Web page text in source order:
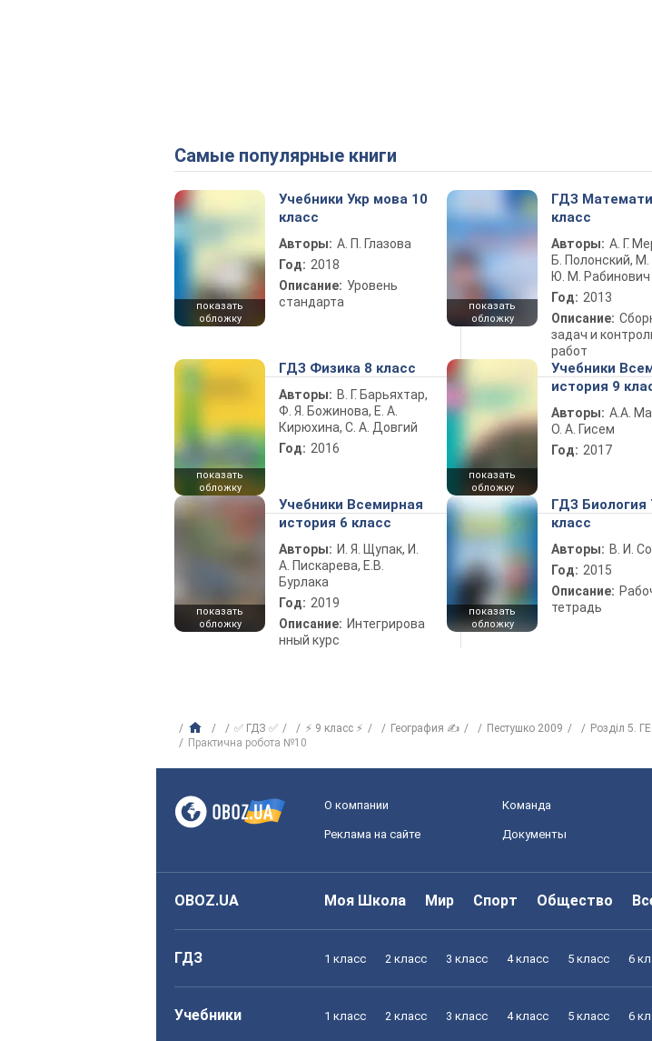
Самые популярные книги
показать
обложку
Учебники Укр мова 10
класс
Авторы: А. П. Глазова
Год: 2018
Описание: Уровень
стандарта
показать
обложку
ГДЗ
класс
Авторы: А. Г.
Б. Полонский, М.
Ю. М. Рабинович
Год: 2013
Описание:
задач и
работ
показать
обложку
ГДЗ Физика 8 класс
Авторы: В. Г. Барьяхтар,
Ф. Я. Божинова, Е. А.
Кирюхина, С. А. Довгий
Год: 2016
показать
обложку
Учебники
история 9
Авторы: А.А.
О. А. Гисем
Год: 2017
показать
обложку
Учебники Всемирная
история 6 класс
Авторы: И. Я. Щупак, И.
А. Пискарева, Е.В.
Бурлака
Год: 2019
Описание: Интегрирова
нный курс
показать
обложку
ГДЗ Биология
класс
Авторы: В. И.
Год: 2015
Описание:
тетрадь
✅ ГДЗ ✅ ⚡ 9 класс ⚡ География ✍ Пестушко 2009 Розділ 5.
Практична робота №10
О компании Команда
Реклама на сайте Документы
OBOZ.UA Моя Школа Мир Спорт Общество
ГДЗ 1 класс 2 класс 3 класс 4 класс 5 класс 6
Учебники 1 класс 2 класс 3 класс 4 класс 5 класс 6